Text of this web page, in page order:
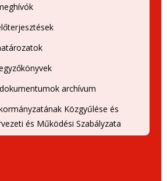
archívum
Közgyűlése és
és Működési Szabályzata